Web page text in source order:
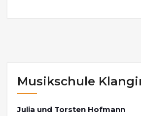
Musikschule
Julia und Torsten Hofmann